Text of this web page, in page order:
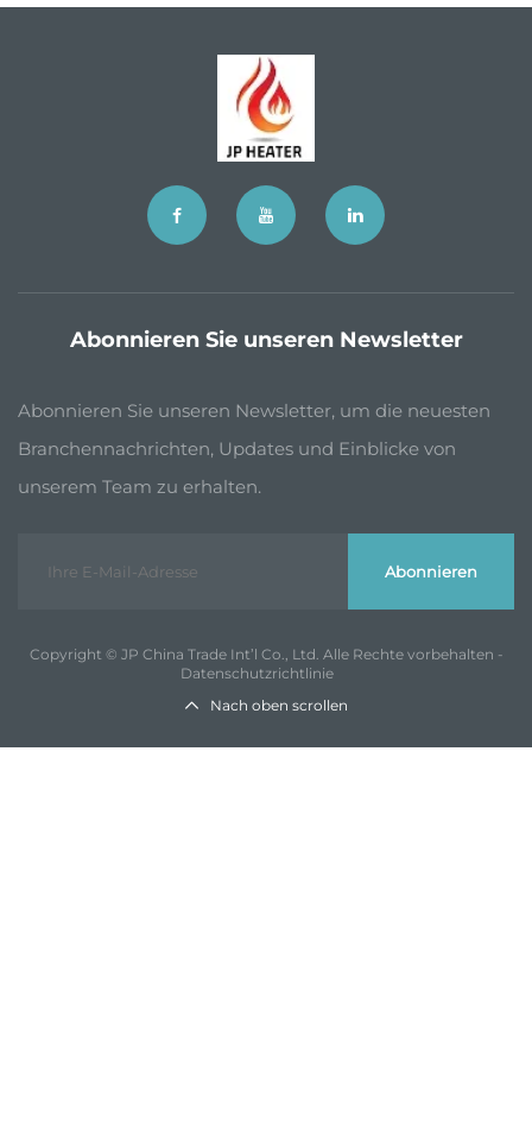
Abonnieren Sie unseren Newsletter
Abonnieren Sie unseren Newsletter, um die neuesten
Branchennachrichten, Updates und Einblicke von
unserem Team zu erhalten.
Abonnieren
Copyright © JP China Trade Int’l Co., Ltd. Alle Rechte vorbehalten -
Datenschutzrichtlinie
Nach oben scrollen